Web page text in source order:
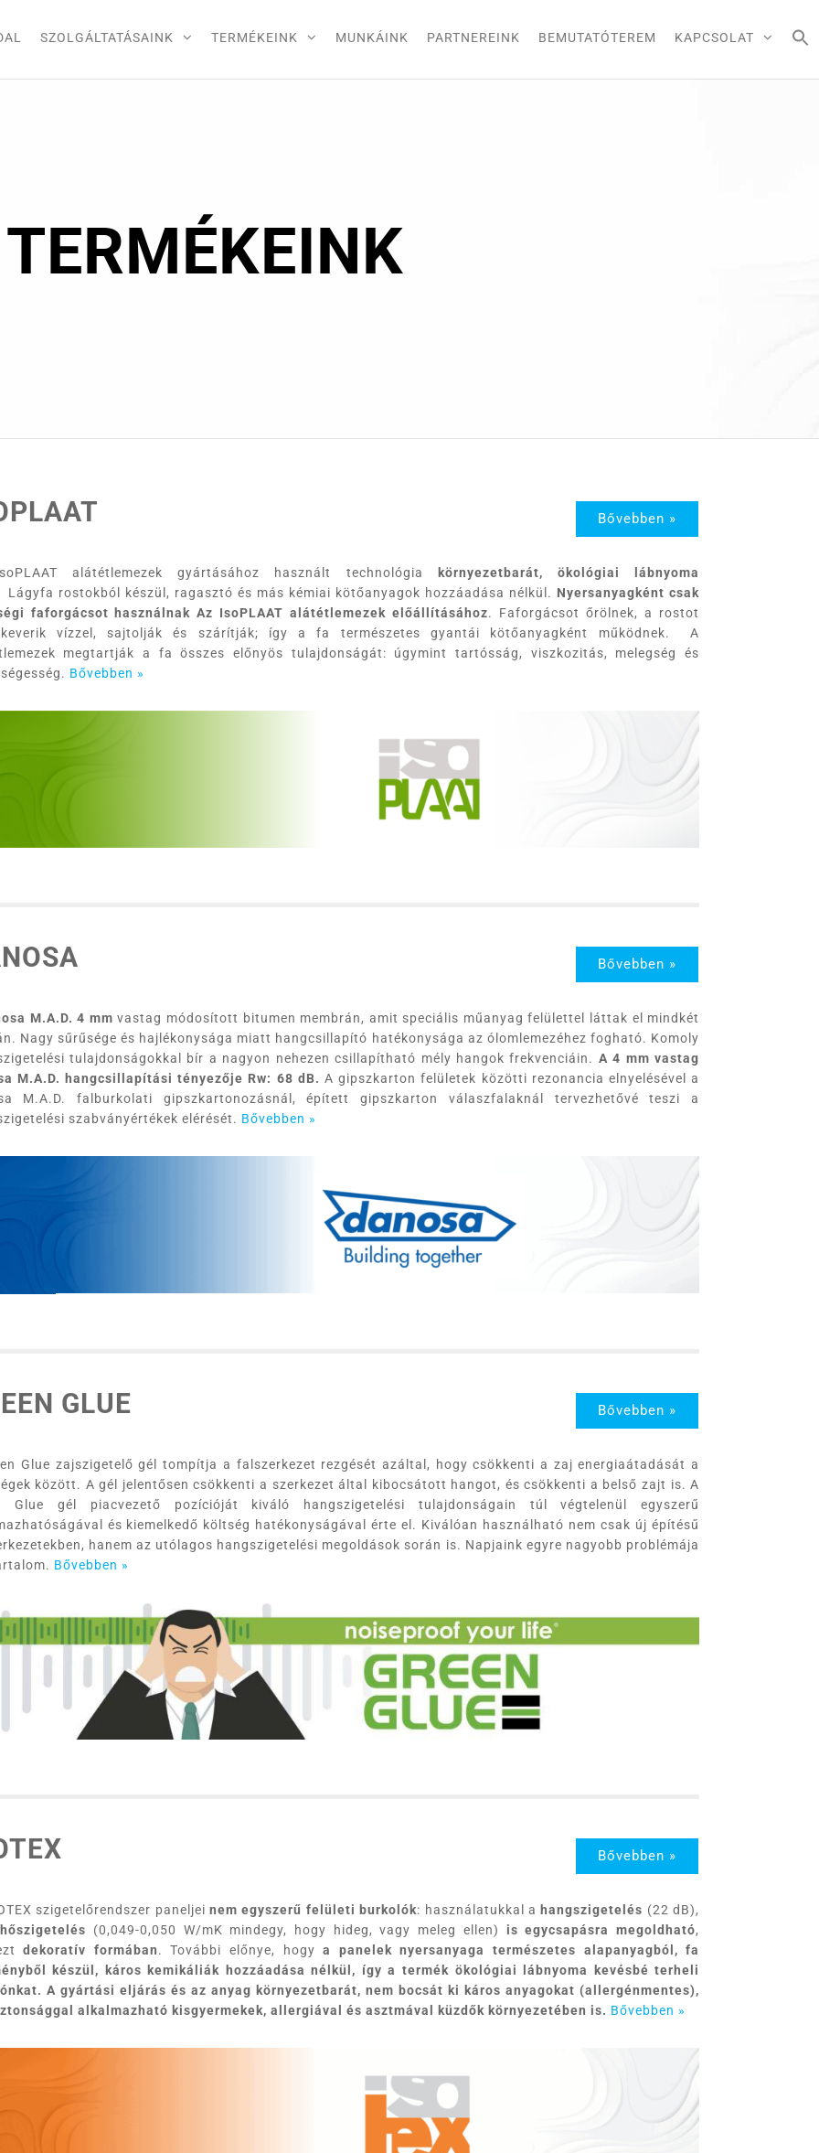
SZOLGÁLTATÁSAINK TERMÉKEINK MUNKÁINK PARTNEREINK BEMUTATÓTEREM KAPCSOLAT
TERMÉKEINK
Bővebben »
alátétlemezek gyártásához használt technológia
környezetbarát, ökológiai lábnyoma
rostokból készül, ragasztó és más kémiai kötőanyagok hozzáadása nélkül. Nyersanyagként csak
faforgácsot használnak Az IsoPLAAT alátétlemezek előállításához. Faforgácsot őrölnek, a rostot
vízzel, sajtolják és szárítják; így a fa természetes gyantái kötőanyagként működnek. A
megtartják a fa összes előnyös tulajdonságát: úgymint tartósság, viszkozitás, melegség és
Bővebben »
Bővebben »
M.A.D. 4 mm vastag módosított bitumen membrán, amit speciális műanyag felülettel láttak el mindkét
Nagy sűrűsége és hajlékonysága miatt hangcsillapító hatékonysága az ólomlemezéhez fogható. Komoly
tulajdonságokkal bír a nagyon nehezen csillapítható mély hangok frekvenciáin. A 4 mm vastag
M.A.D. hangcsillapítási tényezője Rw: 68 dB. A gipszkarton felületek közötti rezonancia elnyelésével a
M.A.D. falburkolati gipszkartonozásnál, épített gipszkarton válaszfalaknál tervezhetővé teszi a
szabványértékek elérését. Bővebben »
GLUE Bővebben »
Glue zajszigetelő gél tompítja a falszerkezet rezgését azáltal, hogy csökkenti a zaj energiaátadását a
között. A gél jelentősen csökkenti a szerkezet által kibocsátott hangot, és csökkenti a belső zajt is. A
Glue gél piacvezető pozícióját kiváló hangszigetelési tulajdonságain túl végtelenül egyszerű
és kiemelkedő költség hatékonyságával érte el. Kiválóan használható nem csak új építésű
hanem az utólagos hangszigetelési megoldások során is. Napjaink egyre nagyobb problémája
Bővebben »
Bővebben »
szigetelőrendszer paneljeinem egyszerű felületi burkolók: használatukkal a hangszigetelés (22 dB),
hőszigetelés (0,049-0,050 W/mK mindegy, hogy hideg, vagy meleg ellen) is egycsapásra megoldható,
dekoratív formában. További előnye, hogya panelek nyersanyaga természetes alapanyagból, fa
készül, káros kemikáliák hozzáadása nélkül, így a termék ökológiai lábnyoma kevésbé terheli
A gyártási eljárás és az anyag környezetbarát, nem bocsát ki káros anyagokat (allergénmentes),
alkalmazható kisgyermekek, allergiával és asztmával küzdők környezetében is. Bővebben »